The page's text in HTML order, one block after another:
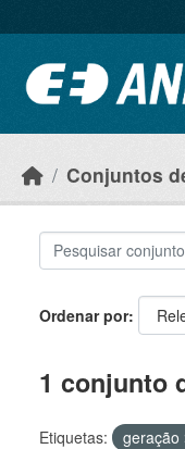
Conjuntos
Ordenar por
1 conjunto
Etiquetas: geração